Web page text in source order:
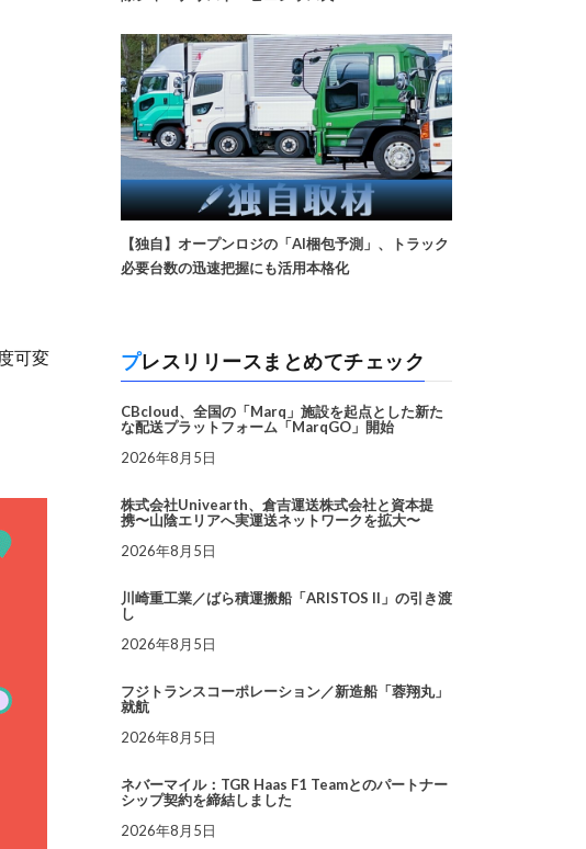
可変
【独自】オープンロジの「AI梱包予測」、トラック
必要台数の迅速把握にも活用本格化
プレスリリースまとめてチェック
CBcloud、全国の「Marq」施設を起点とした新た
な配送プラットフォーム「MarqGO」開始
2026年8月5日
株式会社Univearth、倉吉運送株式会社と資本提
携〜山陰エリアへ実運送ネットワークを拡大〜
2026年8月5日
川崎重工業／ばら積運搬船「ARISTOS II」の引き渡
し
2026年8月5日
フジトランスコーポレーション／新造船「蓉翔丸」
就航
2026年8月5日
ネバーマイル：TGR Haas F1 Teamとのパートナー
シップ契約を締結しました
2026年8月5日